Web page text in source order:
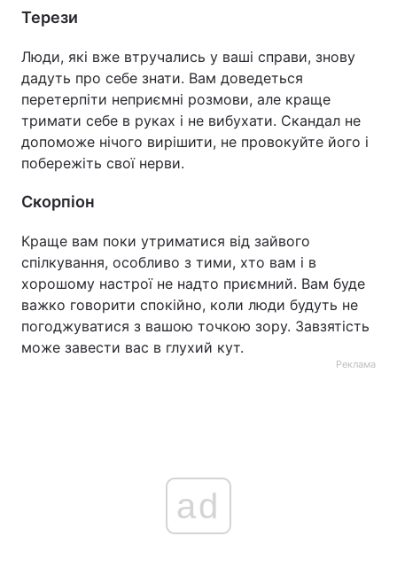
Терези
Люди, які вже втручались у ваші справи, знову
дадуть про себе знати. Вам доведеться
перетерпіти неприємні розмови, але краще
тримати себе в руках і не вибухати. Скандал не
допоможе нічого вирішити, не провокуйте його і
побережіть свої нерви.
Скорпіон
Краще вам поки утриматися від зайвого
спілкування, особливо з тими, хто вам і в
хорошому настрої не надто приємний. Вам буде
важко говорити спокійно, коли люди будуть не
погоджуватися з вашою точкою зору. Завзятість
може завести вас в глухий кут.
Реклама
ad